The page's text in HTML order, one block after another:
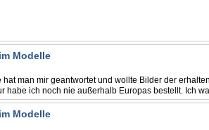
Modelle
man mir geantwortet und wollte Bilder der
habe ich noch nie außerhalb Europas bestellt. Ich
Modelle